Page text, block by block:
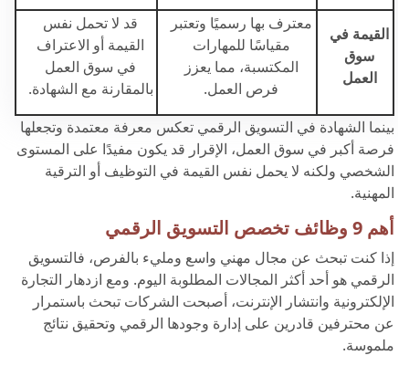
القيمة في
سوق
العمل
معترف بها رسميًا وتعتبر
مقياسًا للمهارات
المكتسبة، مما يعزز
فرص العمل.
قد لا تحمل نفس
القيمة أو الاعتراف
في سوق العمل
بالمقارنة مع الشهادة.
بينما الشهادة في التسويق الرقمي تعكس معرفة معتمدة وتجعلها
فرصة أكبر في سوق العمل، الإقرار قد يكون مفيدًا على المستوى
الشخصي ولكنه لا يحمل نفس القيمة في التوظيف أو الترقية
المهنية.
أهم 9 وظائف تخصص التسويق الرقمي
إذا كنت تبحث عن مجال مهني واسع ومليء بالفرص، فالتسويق
الرقمي هو أحد أكثر المجالات المطلوبة اليوم. ومع ازدهار التجارة
الإلكترونية وانتشار الإنترنت، أصبحت الشركات تبحث باستمرار
عن محترفين قادرين على إدارة وجودها الرقمي وتحقيق نتائج
ملموسة.